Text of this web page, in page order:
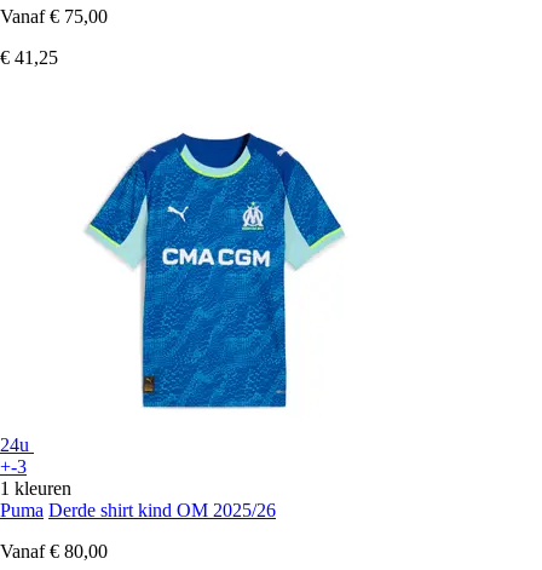
Vanaf € 75,00
€ 41,25
24u
+-3
1 kleuren
Puma Derde shirt kind OM 2025/26
Vanaf € 80,00